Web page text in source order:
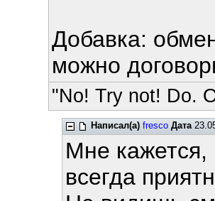
Добавка:
можно
"No! Try not! Do.
Написал(а) fresco Дата
Мне
всегда